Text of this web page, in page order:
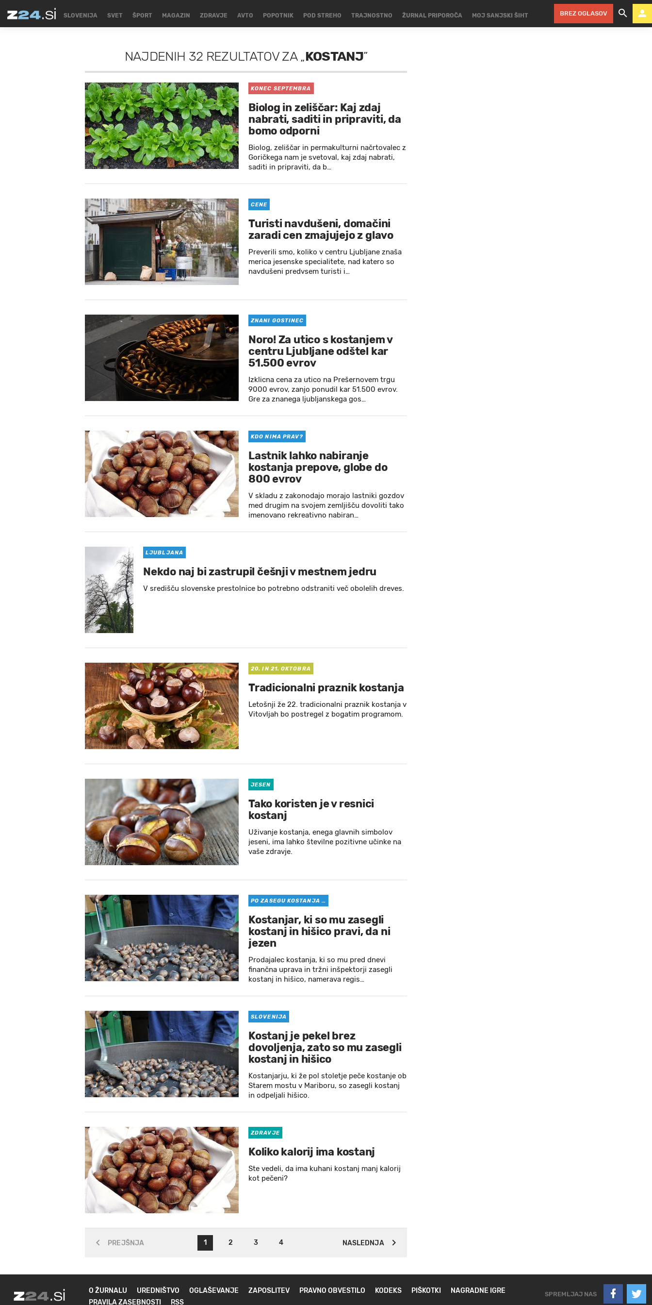
SLOVENIJA SVET ŠPORT MAGAZIN ZDRAVJE AVTO POPOTNIK POD STREHO TRAJNOSTNO ŽURNAL PRIPOROČA MOJ SANJSKI ŠIHT BREZ OGLASOV
NAJDENIH 32 REZULTATOVZA„KOSTANJ”
KONEC SEPTEMBRA
Biolog in zeliščar: Kaj zdaj
nabrati, saditi in pripraviti, da
bomo odporni
Biolog, zeliščar in permakulturni načrtovalec z
Goričkega nam je svetoval, kaj zdaj nabrati,
saditi in pripraviti, da b…
CENE
Turisti navdušeni, domačini
zaradi cen zmajujejo z glavo
Preverili smo, koliko v centru Ljubljane znaša
merica jesenske specialitete, nad katero so
navdušeni predvsem turisti i…
ZNANI GOSTINEC
Noro! Za utico s kostanjem v
centru Ljubljane odštel kar
51.500 evrov
Izklicna cena za utico na Prešernovem trgu
9000 evrov, zanjo ponudil kar 51.500 evrov.
Gre za znanega ljubljanskega gos…
KDO NIMA PRAV?
Lastnik lahko nabiranje
kostanja prepove, globe do
800 evrov
V skladu z zakonodajo morajo lastniki gozdov
med drugim na svojem zemljišču dovoliti tako
imenovano rekreativno nabiran…
LJUBLJANA
Nekdo naj bi zastrupil češnji v mestnem jedru
V središču slovenske prestolnice bo potrebno odstraniti več obolelih dreves.
20. IN 21. OKTOBRA
Tradicionalni praznik kostanja
Letošnji že 22. tradicionalni praznik kostanja v
Vitovljah bo postregel z bogatim programom.
JESEN
Tako koristen je v resnici
kostanj
Uživanje kostanja, enega glavnih simbolov
jeseni, ima lahko številne pozitivne učinke na
vaše zdravje.
PO ZASEGU KOSTANJA …
Kostanjar, ki so mu zasegli
kostanj in hišico pravi, da ni
jezen
Prodajalec kostanja, ki so mu pred dnevi
finančna uprava in tržni inšpektorji zasegli
kostanj in hišico, namerava regis…
SLOVENIJA
Kostanj je pekel brez
dovoljenja, zato so mu zasegli
kostanj in hišico
Kostanjarju, ki že pol stoletje peče kostanje ob
Starem mostu v Mariboru, so zasegli kostanj
in odpeljali hišico.
ZDRAVJE
Koliko kalorij ima kostanj
Ste vedeli, da ima kuhani kostanj manj kalorij
kot pečeni?
PREJŠNJA 1 2 3 4 NASLEDNJA
O ŽURNALU UREDNIŠTVO OGLAŠEVANJE ZAPOSLITEV PRAVNO OBVESTILO KODEKS PIŠKOTKI
NAGRADNE IGRE
PRAVILA ZASEBNOSTI
RSS
SPREMLJAJ NAS